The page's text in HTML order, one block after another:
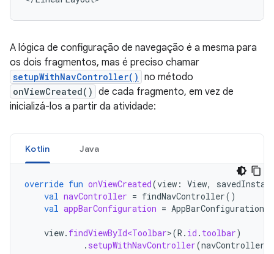
A lógica de configuração de navegação é a mesma para
os dois fragmentos, mas é preciso chamar
setupWithNavController() no método
onViewCreated() de cada fragmento, em vez de
inicializá-los a partir da atividade:
Kotlin Java
override fun onViewCreated(view : View,
val navController = findNavController()
val appBarConfiguration = AppBarConfiguration
view. findViewById<Toolbar>(R . id . toolbar)
. setupWithNavController(navController